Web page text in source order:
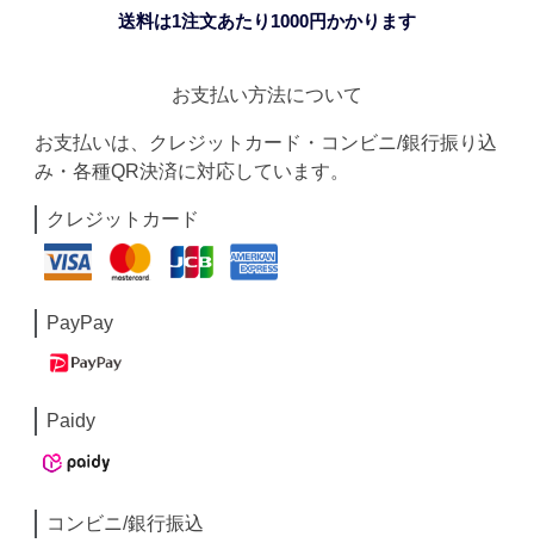
送料は1注文あたり 1000円かかります
お支払い方法について
お支払いは、クレジットカード・コンビニ/銀行振り込
み・各種QR決済に対応しています。
クレジットカード
PayPay
Paidy
コンビニ/銀行振込